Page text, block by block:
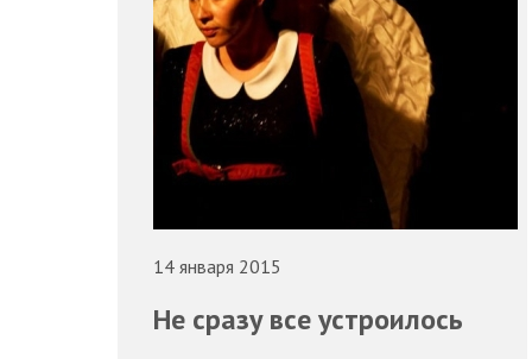
14 января 2015
Не сразу все устроилось